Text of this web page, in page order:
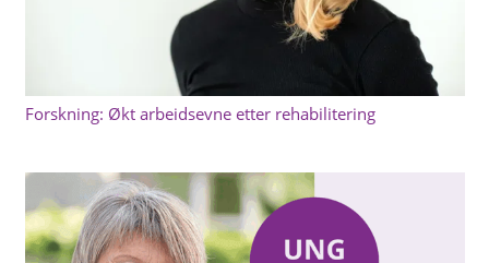
Forskning: Økt arbeidsevne etter rehabilitering